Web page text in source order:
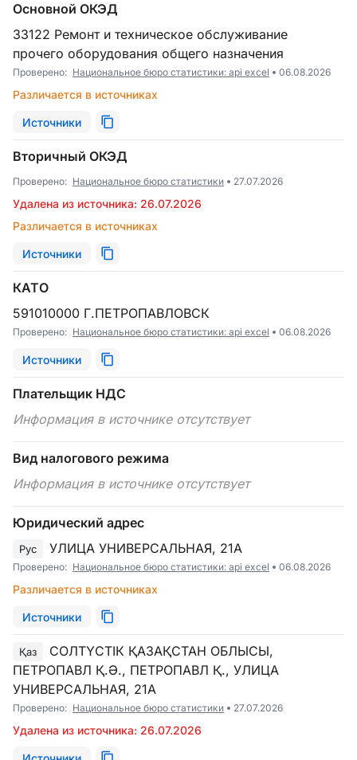
Основной ОКЭД
33122 Ремонт и техническое обслуживание
прочего оборудования общего назначения
Проверено: Национальное бюро статистики: api excel 06.08.2026
Различается в источниках
Источники
Вторичный ОКЭД
Проверено: Национальное бюро статистики 27.07.2026
Удалена из источника: 26.07.2026
Различается в источниках
Источники
КАТО
591010000 Г.ПЕТРОПАВЛОВСК
Проверено: Национальное бюро статистики: api excel 06.08.2026
Источники
Плательщик НДС
Информация в источнике отсутствует
Вид налогового режима
Информация в источнике отсутствует
Юридический адрес
Рус УЛИЦА УНИВЕРСАЛЬНАЯ, 21А
Проверено: Национальное бюро статистики: api excel 06.08.2026
Различается в источниках
Источники
Қаз
СОЛТҮСТІК ҚАЗАҚСТАН ОБЛЫСЫ,
ПЕТРОПАВЛ Қ.Ә., ПЕТРОПАВЛ Қ., УЛИЦА
УНИВЕРСАЛЬНАЯ, 21А
Проверено: Национальное бюро статистики 27.07.2026
Удалена из источника: 26.07.2026